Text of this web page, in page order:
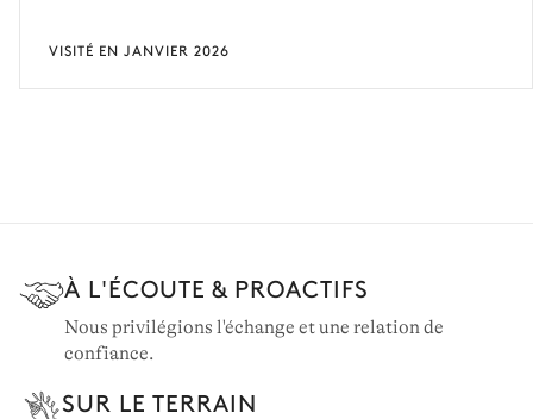
VISITÉ EN JANVIER 2026
À L'ÉCOUTE & PROACTIFS
Nous privilégions l'échange et une relation de
confiance.
SUR LE TERRAIN